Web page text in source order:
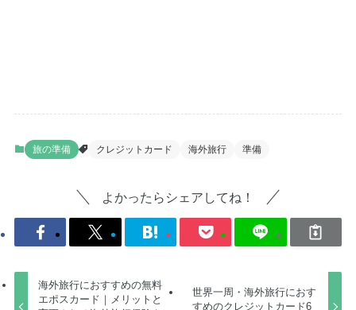
旅の準備 クレジットカード 海外旅行 準備
よかったらシェアしてね！
海外旅行におすすめの無料
エポスカード｜メリットと
世界一周・海外旅行におす
すめのクレジットカード6